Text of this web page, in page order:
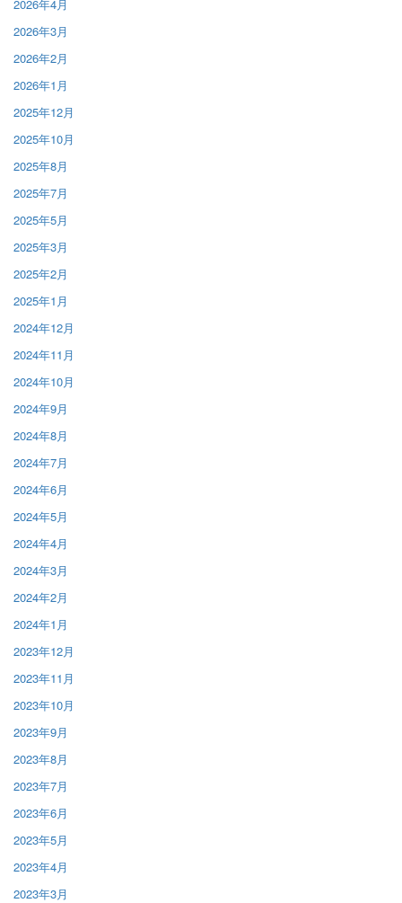
2026年4月
2026年3月
2026年2月
2026年1月
2025年12月
2025年10月
2025年8月
2025年7月
2025年5月
2025年3月
2025年2月
2025年1月
2024年12月
2024年11月
2024年10月
2024年9月
2024年8月
2024年7月
2024年6月
2024年5月
2024年4月
2024年3月
2024年2月
2024年1月
2023年12月
2023年11月
2023年10月
2023年9月
2023年8月
2023年7月
2023年6月
2023年5月
2023年4月
2023年3月